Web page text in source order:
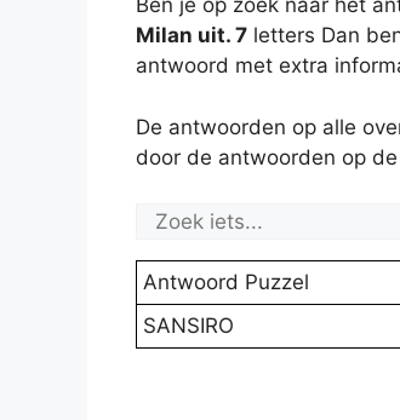
Ben je op zoek naar het
Milan uit. 7 letters Dan
antwoord met extra
De antwoorden op alle
door de antwoorden op
Antwoord Puzzel
SANSIRO